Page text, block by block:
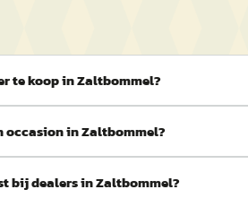
te koop in Zaltbommel?
occasion in Zaltbommel?
bij dealers in Zaltbommel?